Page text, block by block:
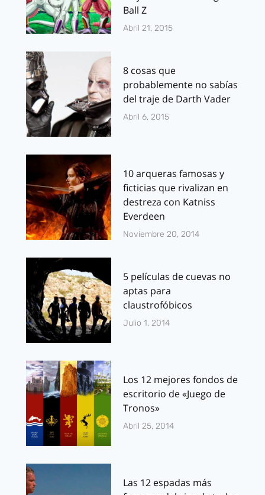
Ball Z
Abril 21, 2015
8 cosas que
probablemente no sabías
del traje de Darth Vader
Abril 6, 2015
10 arqueras famosas y
ficticias que rivalizan en
destreza con Katniss
Everdeen
Noviembre 20, 2014
5 películas de cuevas no
aptas para
claustrofóbicos
Julio 1, 2014
Los 12 mejores fondos de
escritorio de «Juego de
Tronos»
Abril 25, 2014
Las 12 espadas más